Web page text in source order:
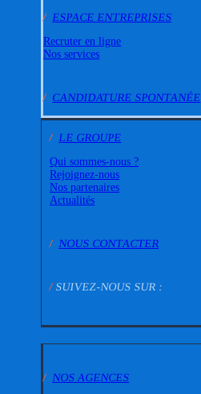
/ ESPACE ENTREPRISES
Recruter en ligne
Nos services
/ CANDIDATURE SPONTANÉE
/ LE GROUPE
Qui sommes-nous ?
Rejoignez-nous
Nos partenaires
Actualités
/NOUS CONTACTER
/SUIVEZ-NOUS SUR :
/ NOS AGENCES